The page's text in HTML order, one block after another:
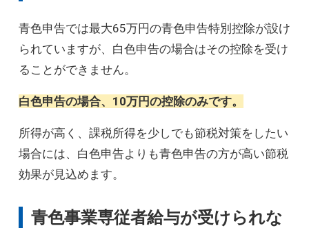
青色申告では最大65万円の青色申告特別控除が設け
られていますが、白色申告の場合はその控除を受け
ることができません。
白色申告の場合、10万円の控除のみです。
所得が高く、課税所得を少しでも節税対策をしたい
場合には、白色申告よりも青色申告の方が高い節税
効果が見込めます。
青色事業専従者給与が受けられな